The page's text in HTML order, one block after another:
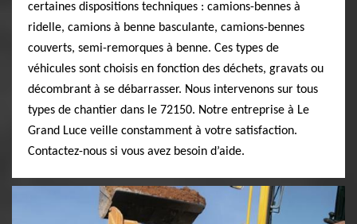
certaines dispositions techniques : camions-bennes à
ridelle, camions à benne basculante, camions-bennes
couverts, semi-remorques à benne. Ces types de
véhicules sont choisis en fonction des déchets, gravats ou
décombrant à se débarrasser. Nous intervenons sur tous
types de chantier dans le 72150. Notre entreprise à Le
Grand Luce veille constamment à votre satisfaction.
Contactez-nous si vous avez besoin d’aide.